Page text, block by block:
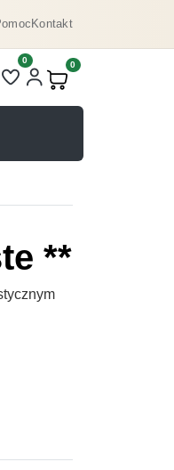
Kontakt
Liczba pozycji na liście
0
Produkty w koszyku:
0
**